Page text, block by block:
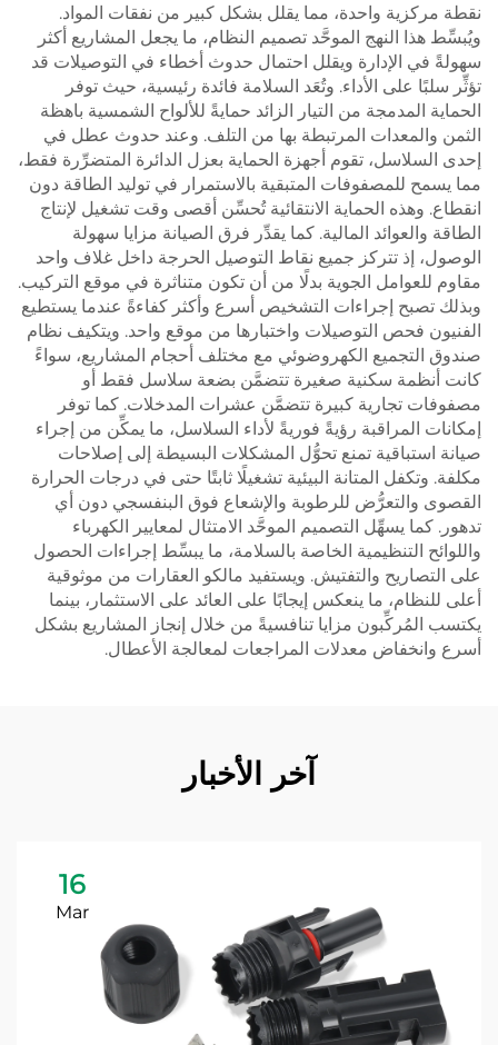
نقطة مركزية واحدة، مما يقلل بشكل كبير من نفقات المواد.
ويُبسِّط هذا النهج الموحَّد تصميم النظام، ما يجعل المشاريع أكثر
سهولةً في الإدارة ويقلل احتمال حدوث أخطاء في التوصيلات قد
تؤثِّر سلبًا على الأداء. وتُعَد السلامة فائدة رئيسية، حيث توفر
الحماية المدمجة من التيار الزائد حمايةً للألواح الشمسية باهظة
الثمن والمعدات المرتبطة بها من التلف. وعند حدوث عطل في
إحدى السلاسل، تقوم أجهزة الحماية بعزل الدائرة المتضرِّرة فقط،
مما يسمح للمصفوفات المتبقية بالاستمرار في توليد الطاقة دون
انقطاع. وهذه الحماية الانتقائية تُحسِّن أقصى وقت تشغيل لإنتاج
الطاقة والعوائد المالية. كما يقدِّر فرق الصيانة مزايا سهولة
الوصول، إذ تتركز جميع نقاط التوصيل الحرجة داخل غلاف واحد
مقاوم للعوامل الجوية بدلًا من أن تكون متناثرة في موقع التركيب.
وبذلك تصبح إجراءات التشخيص أسرع وأكثر كفاءةً عندما يستطيع
الفنيون فحص التوصيلات واختبارها من موقع واحد. ويتكيف نظام
صندوق التجميع الكهروضوئي مع مختلف أحجام المشاريع، سواءً
كانت أنظمة سكنية صغيرة تتضمَّن بضعة سلاسل فقط أو
مصفوفات تجارية كبيرة تتضمَّن عشرات المدخلات. كما توفر
إمكانات المراقبة رؤيةً فوريةً لأداء السلاسل، ما يمكِّن من إجراء
صيانة استباقية تمنع تحوُّل المشكلات البسيطة إلى إصلاحات
مكلفة. وتكفل المتانة البيئية تشغيلًا ثابتًا حتى في درجات الحرارة
القصوى والتعرُّض للرطوبة والإشعاع فوق البنفسجي دون أي
تدهور. كما يسهِّل التصميم الموحَّد الامتثال لمعايير الكهرباء
واللوائح التنظيمية الخاصة بالسلامة، ما يبسِّط إجراءات الحصول
على التصاريح والتفتيش. ويستفيد مالكو العقارات من موثوقية
أعلى للنظام، ما ينعكس إيجابًا على العائد على الاستثمار، بينما
يكتسب المُركِّبون مزايا تنافسيةً من خلال إنجاز المشاريع بشكل
أسرع وانخفاض معدلات المراجعات لمعالجة الأعطال.
آخر الأخبار
16
Mar